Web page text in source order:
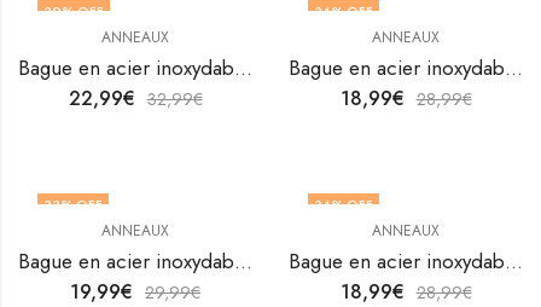
30% OFF
ANNEAUX
Bague en acier inoxydable plaqué or 18K avec feuille de ginkgo par V&F Jewellers
22,99€ 32,99€
34% OFF
ANNEAUX
Bague en acier inoxydable plaqué or 18K avec fleur au doigt de V&F Jewelers
18,99€ 28,99€
33% OFF
ANNEAUX
Bague en acier inoxydable plaqué or 18K avec fleur au doigt de V&F Jewelers
19,99€ 29,99€
34% OFF
ANNEAUX
Bague en acier inoxydable plaqué or 18K avec fleur au doigt de V&F Jewelers
18,99€ 28,99€